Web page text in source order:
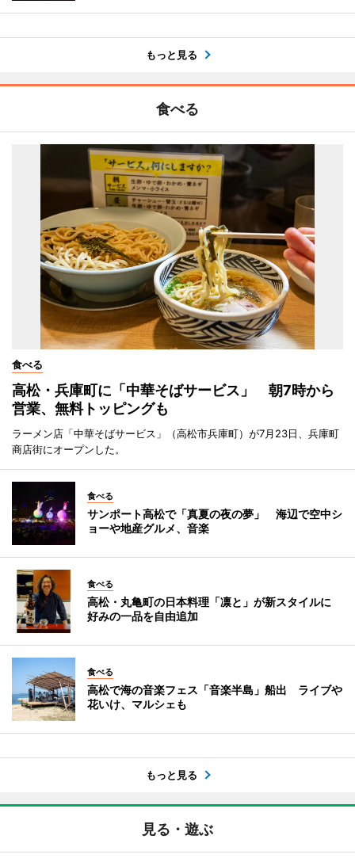
もっと見る
食べる
食べる
高松・兵庫町に「中華そばサービス」 朝7時から
営業、無料トッピングも
ラーメン店「中華そばサービス」（高松市兵庫町）が7月23日、兵庫町
商店街にオープンした。
食べる
サンポート高松で「真夏の夜の夢」 海辺で空中シ
ョーや地産グルメ、音楽
食べる
高松・丸亀町の日本料理「凛と」が新スタイルに
好みの一品を自由追加
食べる
高松で海の音楽フェス「音楽半島」船出 ライブや
花いけ、マルシェも
もっと見る
見る・遊ぶ